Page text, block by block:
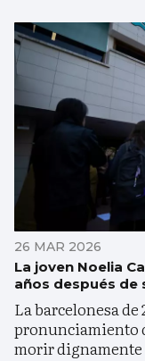
26 MAR 2026
La joven Noelia
años después de
La barcelonesa
pronunciamiento
morir dignamente